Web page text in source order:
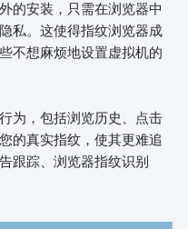
的安装，只需在浏览器中
私。这使得指纹浏览器成
不想麻烦地设置虚拟机的
为，包括浏览历史、点击
的真实指纹，使其更难追
跟踪、浏览器指纹识别